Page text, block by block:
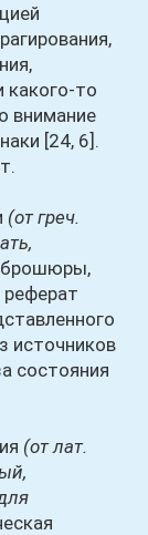
какого-то
внимание
[24, 6].
(от греч.
брошюры,
источников
состояния
(от лат.